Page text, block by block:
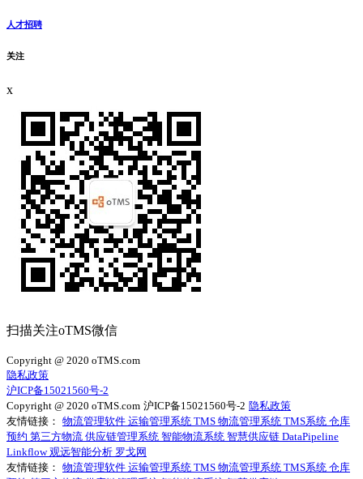
人才招聘
关注
x
扫描关注oTMS微信
Copyright @ 2020 oTMS.com
隐私政策
沪ICP备15021560号-2
Copyright @ 2020 oTMS.com 沪ICP备15021560号-2 隐私政策
友情链接： 物流管理软件 运输管理系统 TMS 物流管理系统 TMS系统 仓库
预约 第三方物流 供应链管理系统 智能物流系统 智慧供应链 DataPipeline
Linkflow观远智能分析 罗戈网
友情链接： 物流管理软件 运输管理系统 TMS 物流管理系统 TMS系统 仓库